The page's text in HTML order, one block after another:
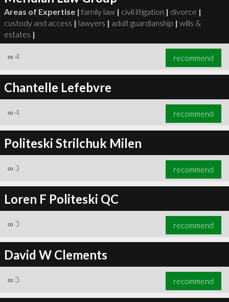
Areas of Expertise | family law | civil litigation | divorce |
custody and access | lawyers | adult guardianship | wills &
estates |
∞ 4 recommend
Chantelle Lefebvre
∞ 4 recommend
Politeski Strilchuk Milen
∞ 3 recommend
Loren F Politeski QC
∞ 3 recommend
David W Clements
∞ 3 recommend